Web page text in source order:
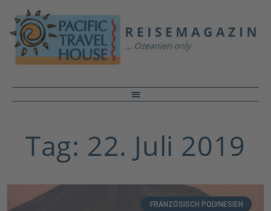
Tag: 22. Juli 2019
FRANZÖSISCH POLYNESIEN